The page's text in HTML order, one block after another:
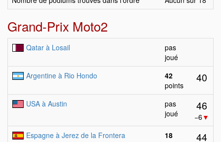
Grand-Prix Moto2
Qatar à Losail
pas
joué
Argentine à Rio Hondo
42
points
40
USA à Austin
pas
joué
46
−6▼
Espagne à Jerez de la Frontera
18
44